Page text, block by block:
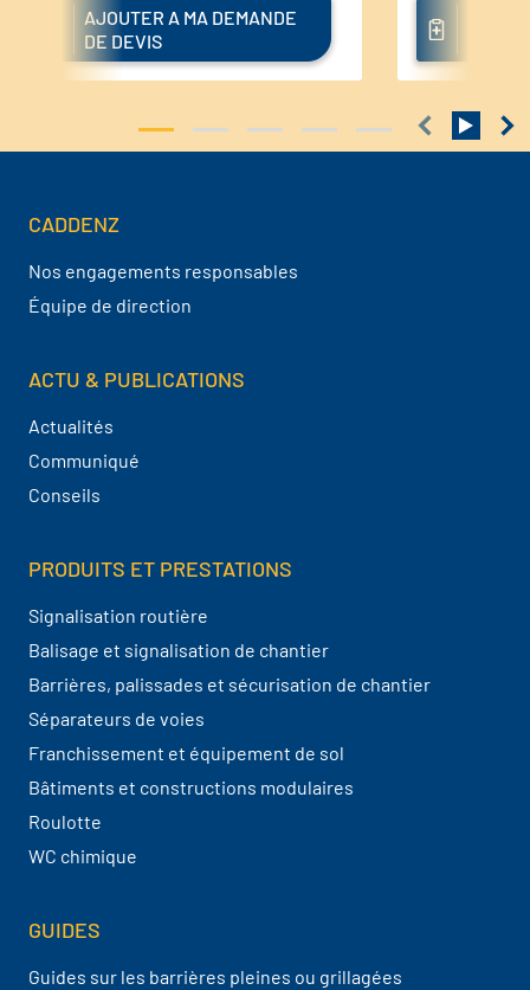
AJOUTER A MA DEMANDE
DE DEVIS
Navigation pied de page
CADDENZ
Nos engagements responsables
Équipe de direction
ACTU & PUBLICATIONS
Actualités
Communiqué
Conseils
PRODUITS ET PRESTATIONS
Signalisation routière
Balisage et signalisation de chantier
Barrières, palissades et sécurisation de chantier
Séparateurs de voies
Franchissement et équipement de sol
Bâtiments et constructions modulaires
Roulotte
WC chimique
GUIDES
Guides sur les barrières pleines ou grillagées